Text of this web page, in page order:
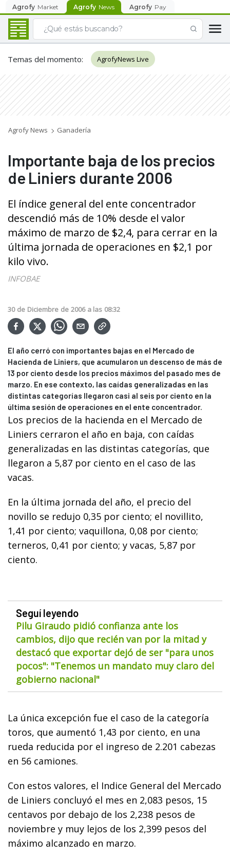
Agrofy Market Agrofy News Agrofy Pay
Temas del momento: AgrofyNews Live
Agrofy News Ganadería
Importante baja de los precios
de Liniers durante 2006
El índice general del ente concentrador
descendió más de 10% desde el valor
máximo de marzo de $2,4, para cerrar en la
última jornada de operaciones en $2,1 por
kilo vivo.
INFOBAE
30 de Diciembre de 2006 a las 08:32
El año cerró con importantes bajas en el Mercado de
Hacienda de Liniers, que acumularon un descenso de más de
13 por ciento desde los precios máximos del pasado mes de
marzo. En ese contexto, las caídas generalizadas en las
distintas categorías llegaron casi al seis por ciento en la
última sesión de operaciones en el ente concentrador.
Los precios de la hacienda en el Mercado de
Liniers cerraron el año en baja, con caídas
generalizadas en las distintas categorías, que
llegaron a 5,87 por ciento en el caso de las
vacas.
En la última jornada del año, el precio del
novillo se redujo 0,35 por ciento; el novillito,
1,41 por ciento; vaquillona, 0,08 por ciento;
terneros, 0,41 por ciento; y vacas, 5,87 por
ciento.
Seguí leyendo
Pilu Giraudo pidió confianza ante los
cambios, dijo que recién van por la mitad y
destacó que exportar dejó de ser "para unos
pocos": "Tenemos un mandato muy claro del
gobierno nacional"
La única excepción fue el caso de la categoría
toros, que aumentó 1,43 por ciento, en una
rueda reducida por el ingreso de 2.201 cabezas
en 56 camiones.
Con estos valores, el Indice General del Mercado
de Liniers concluyó el mes en 2,083 pesos, 15
centavos por debajo de los 2,238 pesos de
noviembre y muy lejos de los 2,399 pesos del
máximo alcanzado en marzo.